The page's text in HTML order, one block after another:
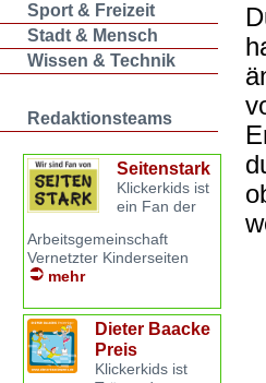
Sport & Freizeit
Stadt & Mensch
Wissen & Technik
Redaktionsteams
Seitenstark
Klickerkids ist
ein Fan der
Arbeitsgemeinschaft
Vernetzter Kinderseiten
mehr
Dieter Baacke
Preis
Klickerkids ist